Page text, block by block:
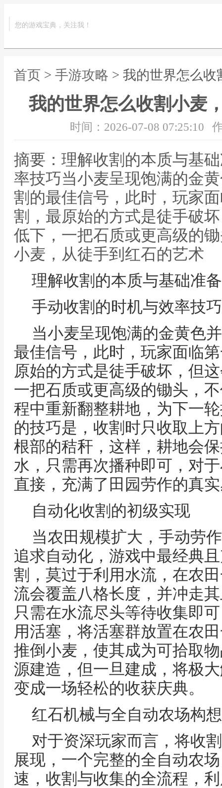
您的游戏宝典，关注我！
首页 > 手游攻略 > 我的世界怎么
我的世界怎么收割小麦
时间：2026-07-08 07:25:10
摘要：理解收割的本质与基
率技巧当小麦呈现饱满的金
割的最佳信号，此时，玩家
割，最原始的方式是徒手破
低下，一把石质或更高级的
小麦，从徒手到红石的艺术
理解收割的本质与基础准备
手动收割的时机与效率技巧
当小麦呈现饱满的金黄色
最佳信号，此时，玩家面临
原始的方式是徒手破坏，但
一把石质或更高级的锄头，
程中重新翻整耕地，为下一
的技巧是，收割时只收取上
根部的秸秆，这样，耕地会
水，只需再次播种即可，对
直接，充满了田园劳作的真
自动化收割的初级实现
当农田规模扩大，手动劳
追求自动化，游戏中最经典
割，莫过于利用水流，在农
流会覆盖八格长度，并冲走
只需在水流尽头等待收集即
用活塞，将活塞群放置在农
推倒小麦，使其成为可拾取
源建造，但一旦建成，将极
变成一场轻松的收获庆典。
红石机械与全自动农场构想
对于资深玩家而言，将收
展现，一个完整的全自动农
速，收割与收集的全流程，